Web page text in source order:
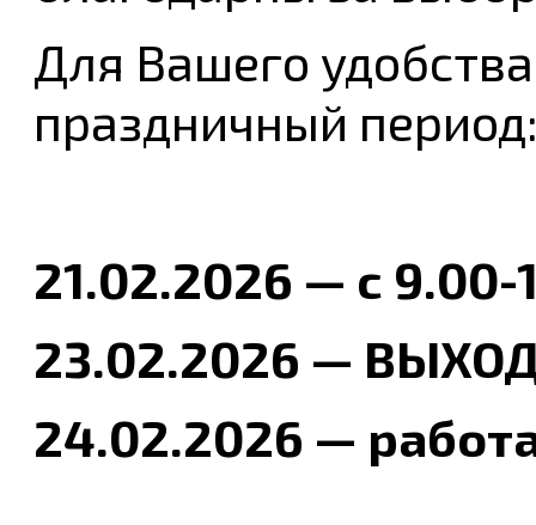
Для Вашего
праздничный
21.02.2026 — с 9.00-
23.02.2026 —
24.02.2026 —